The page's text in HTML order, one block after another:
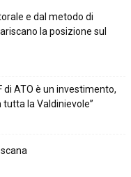
e dal metodo di
la posizione sul
di ATO è un investimento,
la Valdinievole”